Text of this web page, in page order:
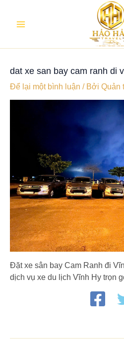
dat xe san bay cam ranh di
Để lại một bình luận / Bởi Quản
Đặt xe sân bay Cam Ranh đi
dịch vụ xe du lịch Vĩnh Hy trọn